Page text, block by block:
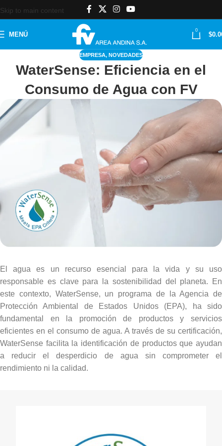
Skip to main content
MENÚ
0
$
EMPRESA, NOVEDADES
WaterSense: Eficiencia en el
Consumo de Agua con FV
El agua es un recurso esencial para la vida y su uso
responsable es clave para la sostenibilidad del planeta. En
este contexto, WaterSense, un programa de la Agencia de
Protección Ambiental de Estados Unidos (EPA), ha sido
fundamental en la promoción de productos y servicios
eficientes en el consumo de agua. A través de su certificación,
WaterSense facilita la identificación de productos que ayudan
a reducir el desperdicio de agua sin comprometer el
rendimiento ni la calidad.